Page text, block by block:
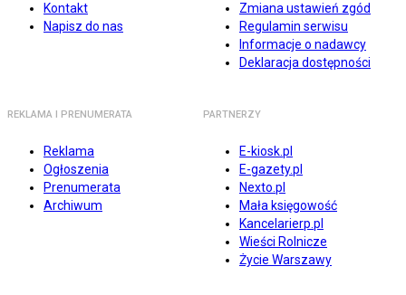
Kontakt
Napisz do nas
Zmiana ustawień zgód
Regulamin serwisu
Informacje o nadawcy
Deklaracja dostępności
REKLAMA I PRENUMERATA
Reklama
Ogłoszenia
Prenumerata
Archiwum
PARTNERZY
E-kiosk.pl
E-gazety.pl
Nexto.pl
Mała księgowość
Kancelarierp.pl
Wieści Rolnicze
Życie Warszawy